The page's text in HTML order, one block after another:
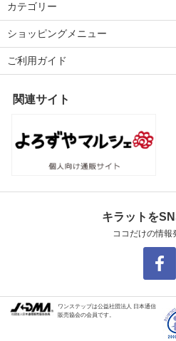
カテゴリー
ショッピングメニュー
ご利用ガイド
関連サイト
キラットを
ココだけの情報
ワンステップは公益社団法人 日本通信
販売協会の会員です。